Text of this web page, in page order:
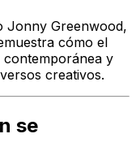
Jonny Greenwood,
cómo el
contemporánea y
creativos.
se